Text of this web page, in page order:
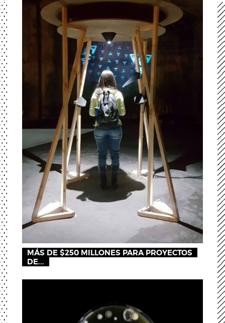
MÁS DE $250 MILLONES PARA PROYECTOS
DE...